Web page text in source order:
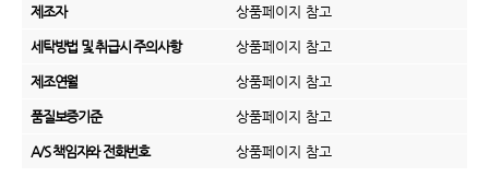
제조자 상품페이지 참고
세탁방법 및 취급시 주의사항 상품페이지 참고
제조연월 상품페이지 참고
품질보증기준 상품페이지 참고
A/S 책임자와 전화번호 상품페이지 참고